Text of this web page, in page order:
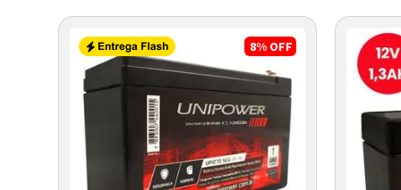
8% OFF